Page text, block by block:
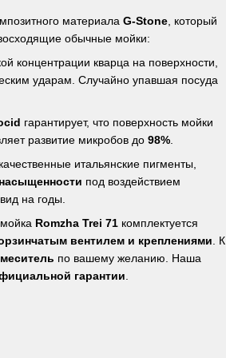
материала G-Stone , который
обычные мойки:
концентрации кварца на поверхности,
ударам. Случайно упавшая посуда
гарантирует, что поверхность мойки
развитие микробов до 98%
итальянские пигменты,
под воздействием
на годы.
Romzha Trei 71 комплектуется
вентилем и креплениями. К
по вашему желанию. Наша
гарантии.